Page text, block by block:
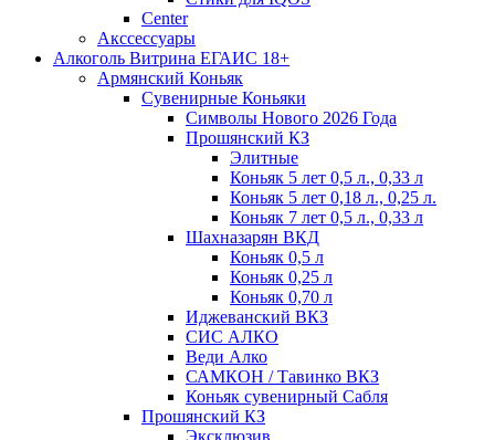
Сenter
Акссессуары
Алкоголь Витрина ЕГАИС 18+
Армянский Коньяк
Сувенирные Коньяки
Символы Нового 2026 Года
Прошянский КЗ
Элитные
Коньяк 5 лет 0,5 л., 0,33 л
Коньяк 5 лет 0,18 л., 0,25 л.
Коньяк 7 лет 0,5 л., 0,33 л
Шахназарян ВКД
Коньяк 0,5 л
Коньяк 0,25 л
Коньяк 0,70 л
Иджеванский ВКЗ
СИС АЛКО
Веди Алко
САМКОН / Тавинко ВКЗ
Коньяк сувенирный Сабля
Прошянский КЗ
Эксклюзив